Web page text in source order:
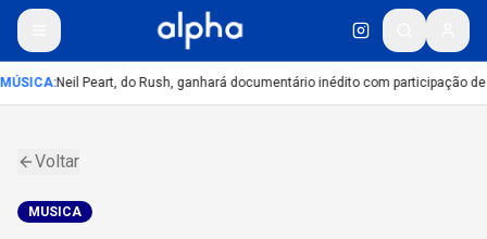
:Neil Peart, do Rush, ganhará documentário inédito com participação de
Voltar
MUSICA